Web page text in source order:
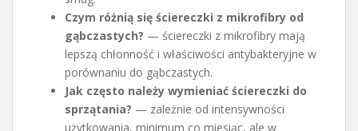
Czym różnią się ściereczki z mikrofibry od
gąbczastych? — ściereczki z mikrofibry mają
lepszą chłonność i właściwości antybakteryjne w
porównaniu do gąbczastych.
Jak często należy wymieniać ściereczki do
sprzątania? — zależnie od intensywności
użytkowania, minimum co miesiąc, ale w